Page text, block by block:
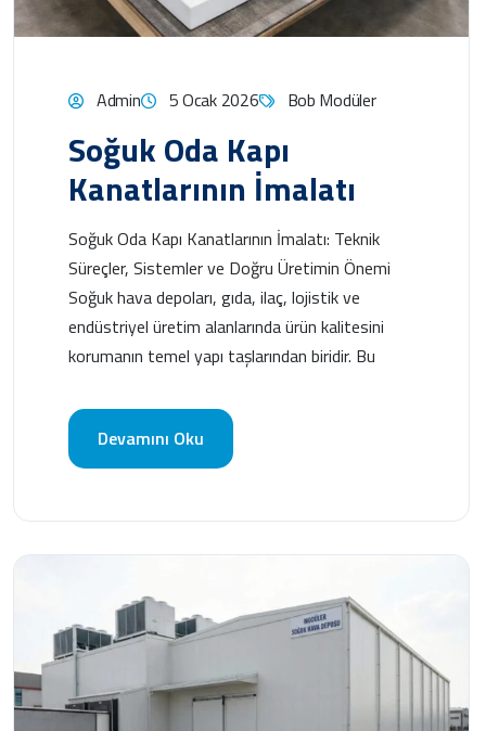
Admin 5 Ocak 2026 Bob Modüler
Soğuk Oda Kapı
Kanatlarının İmalatı
Soğuk Oda Kapı Kanatlarının İmalatı: Teknik
Süreçler, Sistemler ve Doğru Üretimin Önemi
Soğuk hava depoları, gıda, ilaç, lojistik ve
endüstriyel üretim alanlarında ürün kalitesini
korumanın temel yapı taşlarından biridir. Bu
Devamını Oku